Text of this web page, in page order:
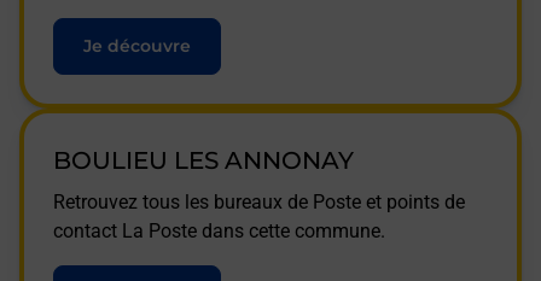
Je découvre
BOULIEU LES ANNONAY
Retrouvez tous les bureaux de Poste et points de
contact La Poste dans cette commune.